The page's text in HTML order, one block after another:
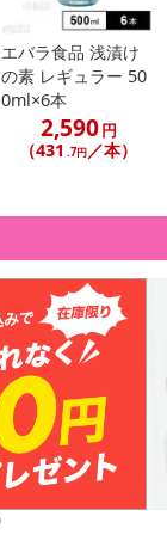
エバラ食品 浅漬け
の素 レギュラー 50
0ml×6本
2,590円
（431 .7円／本）